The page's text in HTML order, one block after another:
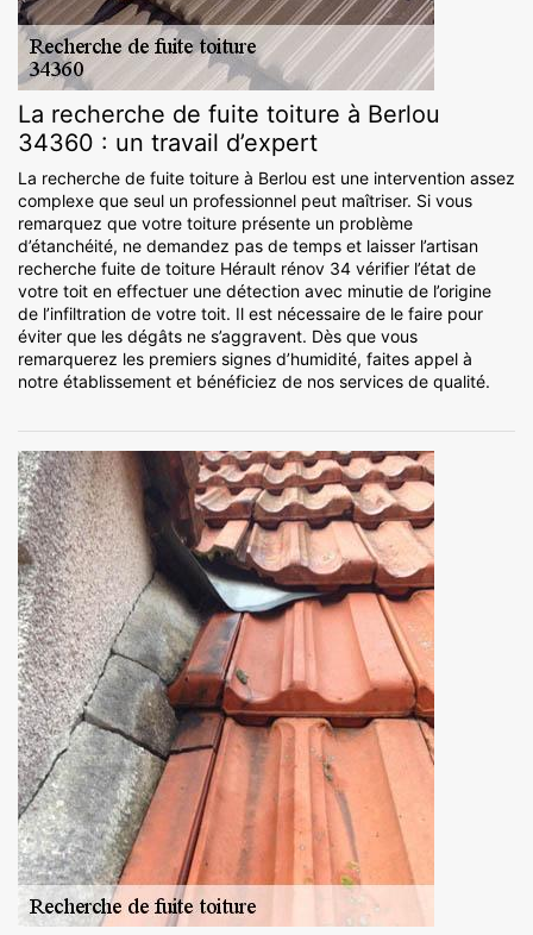
La recherche de fuite toiture à Berlou
34360 : un travail d’expert
La recherche de fuite toiture à Berlou est une intervention assez
complexe que seul un professionnel peut maîtriser. Si vous
remarquez que votre toiture présente un problème
d’étanchéité, ne demandez pas de temps et laisser l’artisan
recherche fuite de toiture Hérault rénov 34 vérifier l’état de
votre toit en effectuer une détection avec minutie de l’origine
de l’infiltration de votre toit. Il est nécessaire de le faire pour
éviter que les dégâts ne s’aggravent. Dès que vous
remarquerez les premiers signes d’humidité, faites appel à
notre établissement et bénéficiez de nos services de qualité.